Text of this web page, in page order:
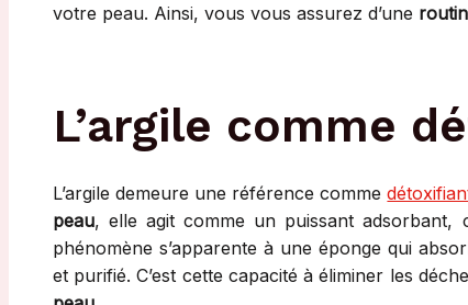
votre peau. Ainsi, vous vous assurez d’une
L’argile comme
L’argile demeure une référence comme
peau, elle agit comme un puissant adsorbant,
phénomène s’apparente à une éponge qui
et purifié. C’est cette capacité à éliminer les